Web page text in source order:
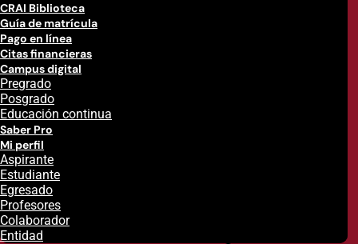
CRAI Biblioteca
Guía de matrícula
Pago en línea
Citas financieras
Campus digital
Pregrado
Posgrado
Educación continua
Saber Pro
Mi perfil
Aspirante
Estudiante
Egresado
Profesores
Colaborador
Entidad